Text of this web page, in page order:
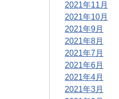
2021年11月
2021年10月
2021年9月
2021年8月
2021年7月
2021年6月
2021年4月
2021年3月